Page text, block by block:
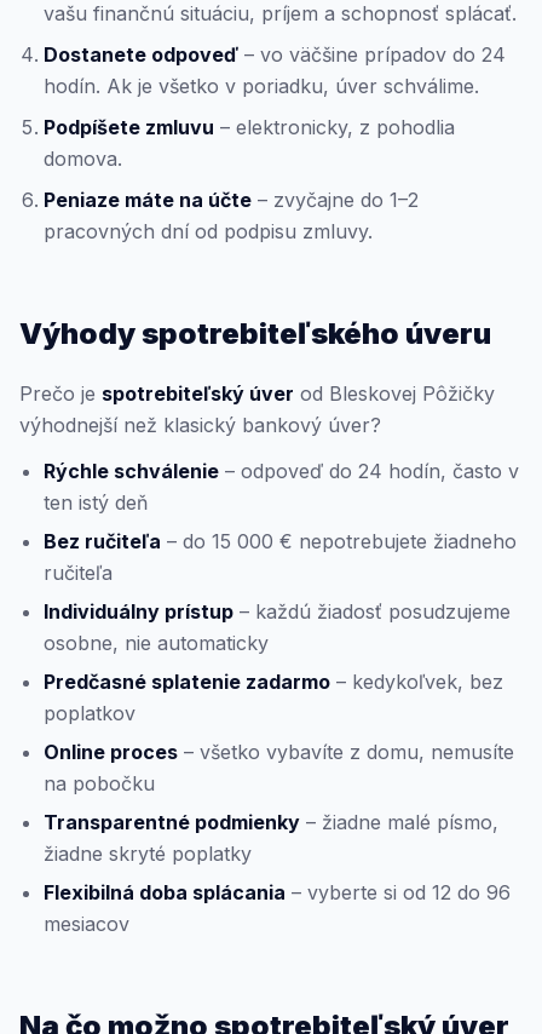
vašu finančnú situáciu, príjem a schopnosť splácať.
Dostanete odpoveď – vo väčšine prípadov do 24
hodín. Ak je všetko v poriadku, úver schválime.
Podpíšete zmluvu – elektronicky, z pohodlia
domova.
Peniaze máte na účte – zvyčajne do 1–2
pracovných dní od podpisu zmluvy.
Výhody spotrebiteľského úveru
Prečo je spotrebiteľský úver od Bleskovej Pôžičky
výhodnejší než klasický bankový úver?
Rýchle schválenie – odpoveď do 24 hodín, často v
ten istý deň
Bez ručiteľa – do 15 000 € nepotrebujete žiadneho
ručiteľa
Individuálny prístup – každú žiadosť posudzujeme
osobne, nie automaticky
Predčasné splatenie zadarmo – kedykoľvek, bez
poplatkov
Online proces – všetko vybavíte z domu, nemusíte
na pobočku
Transparentné podmienky – žiadne malé písmo,
žiadne skryté poplatky
Flexibilná doba splácania – vyberte si od 12 do 96
mesiacov
Na čo možno spotrebiteľský úver